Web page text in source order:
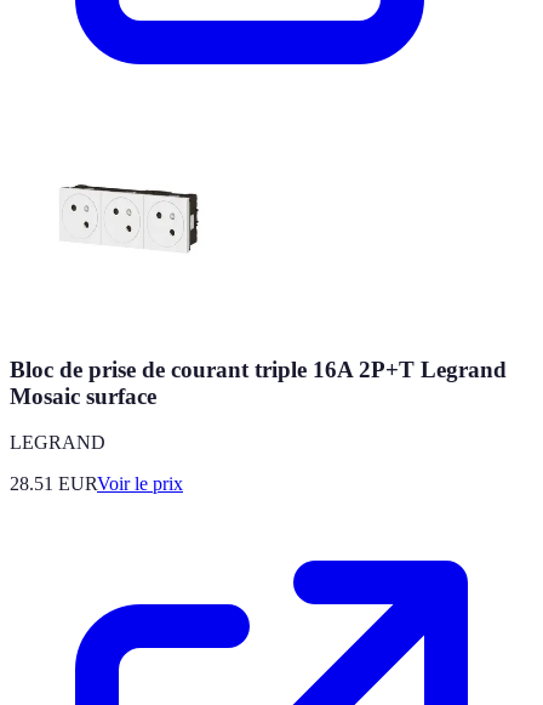
Bloc de prise de courant triple 16A 2P+T Legrand
Mosaic surface
LEGRAND
28.51 EURVoir le prix